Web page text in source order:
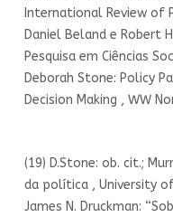
International Review of
Daniel Beland e Robert
Pesquisa em Ciências
Deborah Stone: Policy
Decision Making , WW
(19) D.Stone: ob. cit.;
da política , University
James N. Druckman: